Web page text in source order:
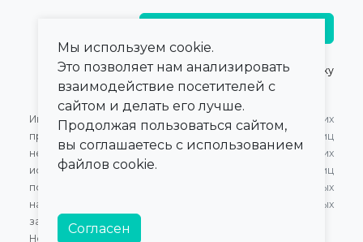
© 2021 — 2026,ПроКлинику
Информация,
представленная на сайте,
не может быть
использована для
постановки диагноза,
назначения лечения и не
заменяет прием врача.
Номер в Едином Реестре
Оферта для Юридических
лиц
Оферта для Физических
лиц
Обработка персональных
данных
Мы используем cookie.
Это позволяет нам анализировать
взаимодействие посетителей с
сайтом и делать его лучше.
Продолжая пользоваться сайтом,
вы соглашаетесь с использованием
файлов cookie.
Согласен